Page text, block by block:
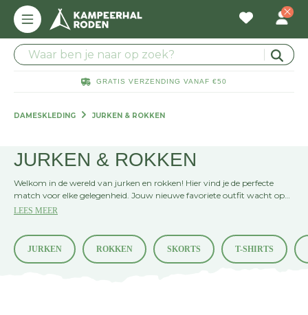
GRATIS VERZENDING VANAF €50
DAMESKLEDING JURKEN & ROKKEN
JURKEN & ROKKEN
Welkom in de wereld van jurken en rokken! Hier vind je de perfecte
match voor elke gelegenheid. Jouw nieuwe favoriete outfit wacht op
je. Laat je inspireren door de nieuwste trends en tijdloze klassiekers.
LEES MEER
JURKEN ROKKEN SKORTS T-SHIRTS